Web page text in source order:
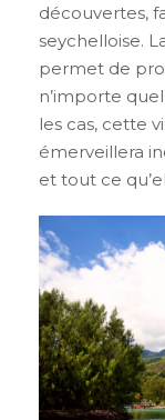
découvertes,
seychelloise.
permet de
n’importe
les cas, cette
émerveillera
et tout ce